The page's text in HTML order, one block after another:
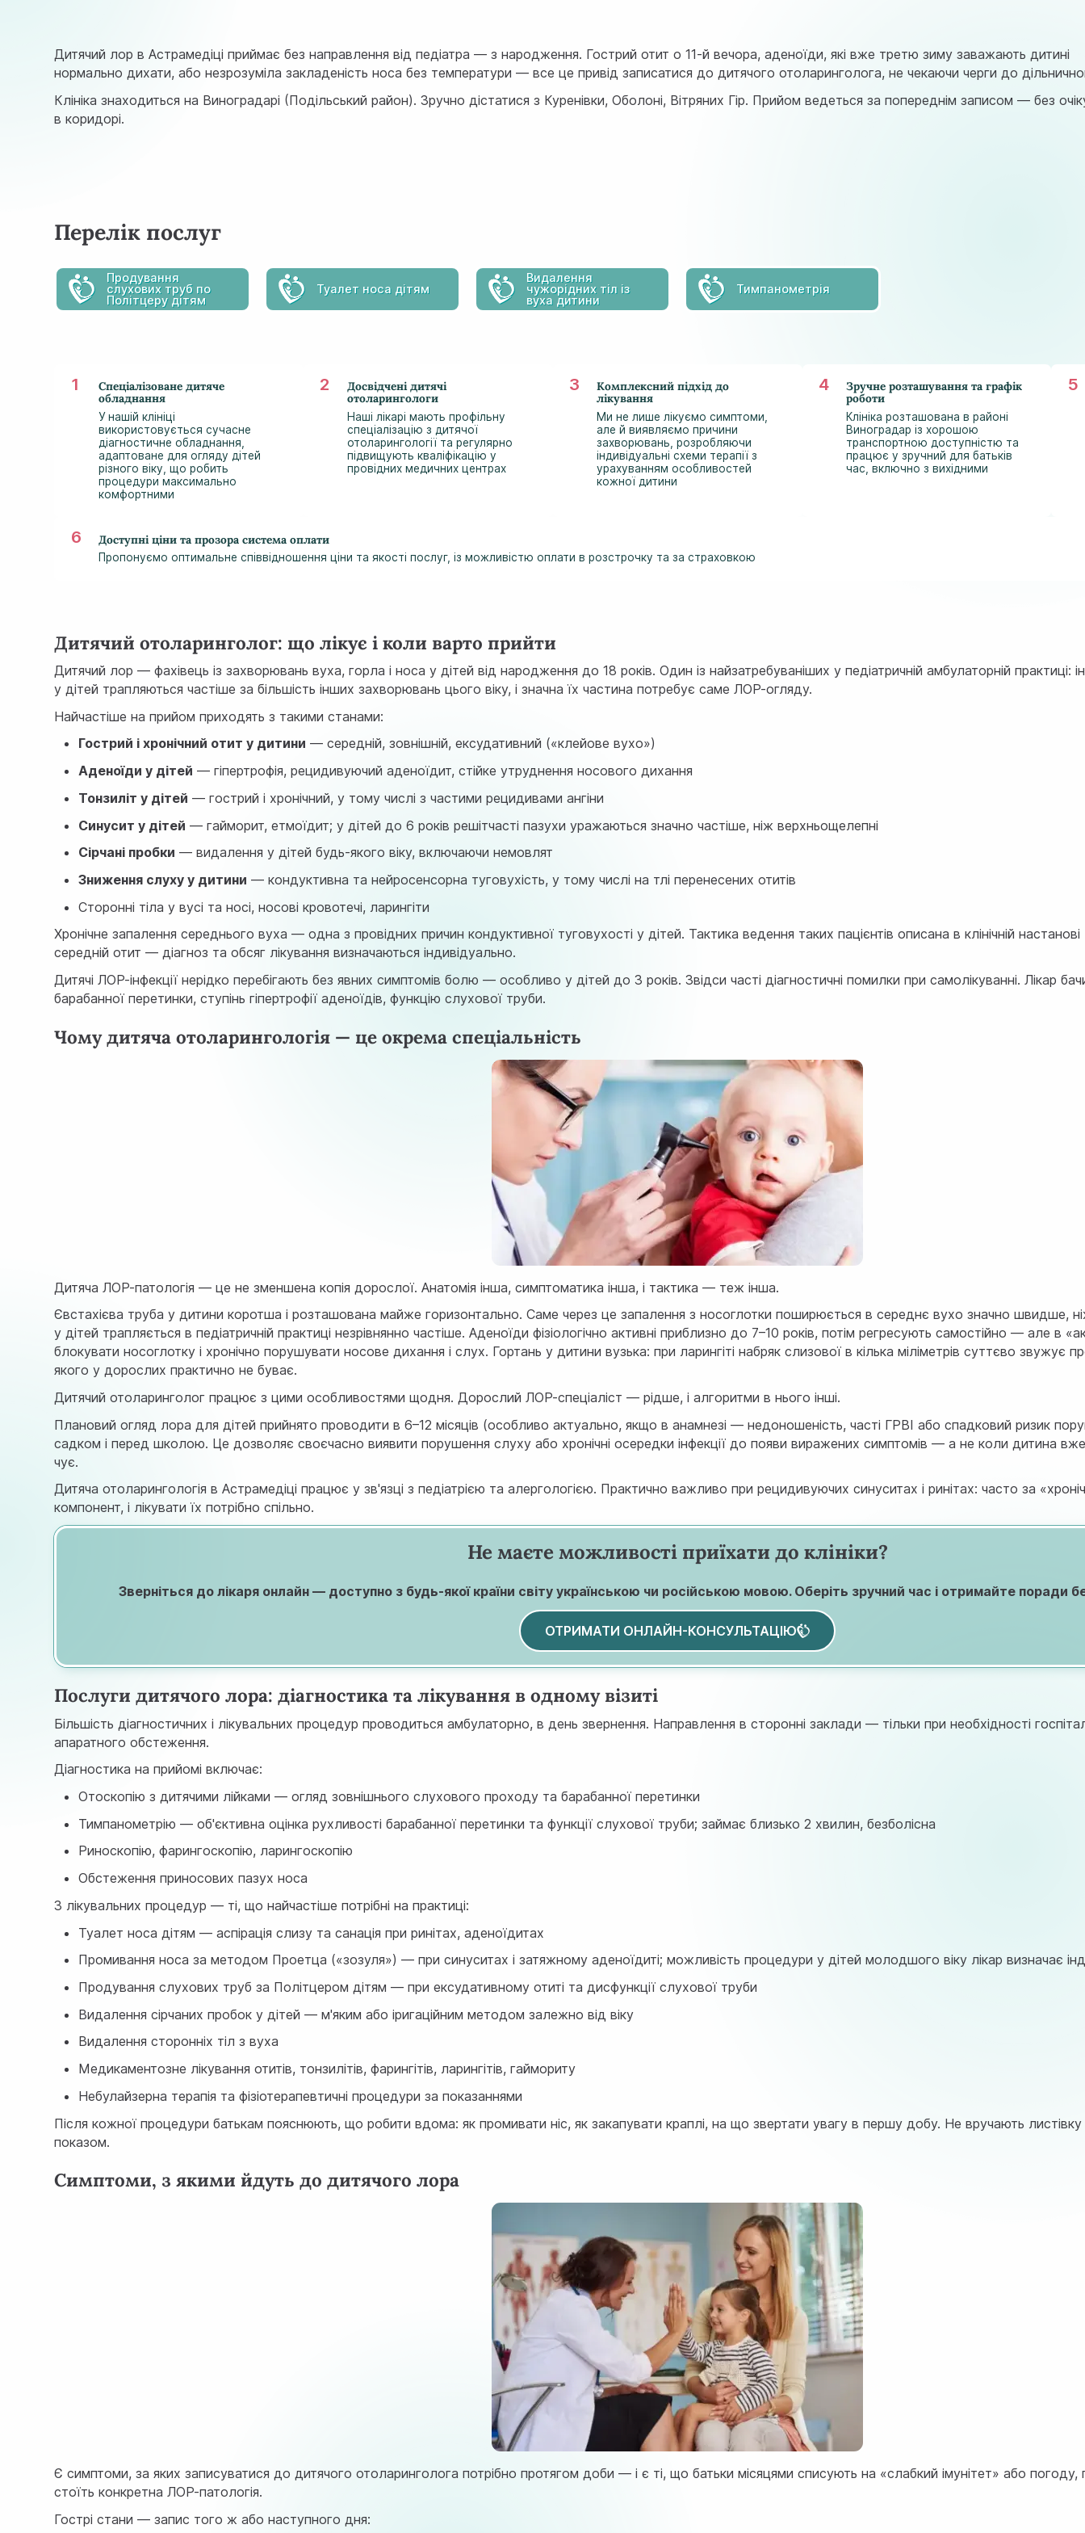
Дитячий лор в Астрамедіці приймає без направлення від педіатра — з народження. Гострий отит о 11-й вечора, аденоїди, які вже третю зиму заважають дитині
нормально дихати, або незрозуміла закладеність носа без температури — все це привід записатися до дитячого отоларинголога, не чекаючи черги до
Клініка знаходиться на Виноградарі (Подільський район). Зручно дістатися з Куренівки, Оболоні, Вітряних Гір. Прийом ведеться за попереднім записом — без
в коридорі.
Перелік послуг
Продування
слухових труб по
Політцеру дітям
Туалет носа дітям
Видалення
чужорідних тіл із
вуха дитини
Тимпанометрія
Спеціалізоване дитяче
обладнання
У нашій клініці
використовується сучасне
діагностичне обладнання,
адаптоване для огляду дітей
різного віку, що робить
процедури максимально
комфортними
Досвідчені дитячі
отоларингологи
Наші лікарі мають профільну
спеціалізацію з дитячої
отоларингології та регулярно
підвищують кваліфікацію у
провідних медичних центрах
Комплексний підхід до
лікування
Ми не лише лікуємо симптоми,
але й виявляємо причини
захворювань, розробляючи
індивідуальні схеми терапії з
урахуванням особливостей
кожної дитини
Зручне розташування та графік
роботи
Клініка розташована в районі
Виноградар із хорошою
транспортною доступністю та
працює у зручний для батьків
час, включно з вихідними
Доступні ціни та прозора система оплати
Пропонуємо оптимальне співвідношення ціни та якості послуг, із можливістю оплати в розстрочку та за страховкою
Дитячий отоларинголог: що лікує і коли варто прийти
Дитячий лор — фахівець із захворювань вуха, горла і носа у дітей від народження до 18 років. Один із найзатребуваніших у педіатричній амбулаторній практиці:
у дітей трапляються частіше за більшість інших захворювань цього віку, і значна їх частина потребує саме ЛОР-огляду.
Найчастіше на прийом приходять з такими станами:
Гострий і хронічний отит у дитини — середній, зовнішній, ексудативний («клейове вухо»)
Аденоїди у дітей — гіпертрофія, рецидивуючий аденоїдит, стійке утруднення носового дихання
Тонзиліт у дітей — гострий і хронічний, у тому числі з частими рецидивами ангіни
Синусит у дітей — гайморит, етмоїдит; у дітей до 6 років решітчасті пазухи уражаються значно частіше, ніж верхньощелепні
Сірчані пробки — видалення у дітей будь-якого віку, включаючи немовлят
Зниження слуху у дитини — кондуктивна та нейросенсорна туговухість, у тому числі на тлі перенесених отитів
Сторонні тіла у вусі та носі, носові кровотечі, ларингіти
Хронічне запалення середнього вуха — одна з провідних причин кондуктивної туговухості у дітей. Тактика ведення таких пацієнтів описана вклінічній
середній отит — діагноз та обсяг лікування визначаються індивідуально.
Дитячі ЛОР-інфекції нерідко перебігають без явних симптомів болю — особливо у дітей до 3 років. Звідси часті діагностичні помилки при самолікуванні. Лікар
барабанної перетинки, ступінь гіпертрофії аденоїдів, функцію слухової труби.
Чому дитяча отоларингологія — це окрема спеціальність
Дитяча ЛОР-патологія — це не зменшена копія дорослої. Анатомія інша, симптоматика інша, і тактика — теж інша.
Євстахієва труба у дитини коротша і розташована майже горизонтально. Саме через це запалення з носоглотки поширюється в середнє вухо значно швидше,
у дітей трапляється в педіатричній практиці незрівнянно частіше. Аденоїди фізіологічно активні приблизно до 7–10 років, потім регресують самостійно — але в
блокувати носоглотку і хронічно порушувати носове дихання і слух. Гортань у дитини вузька: при ларингіті набряк слизової в кілька міліметрів суттєво звужує
якого у дорослих практично не буває.
Дитячий отоларинголог працює з цими особливостями щодня. Дорослий ЛОР-спеціаліст — рідше, і алгоритми в нього інші.
Плановий огляд лора для дітей прийнято проводити в 6–12 місяців (особливо актуально, якщо в анамнезі — недоношеність, часті ГРВІ або спадковий ризик
садком і перед школою. Це дозволяє своєчасно виявити порушення слуху або хронічні осередки інфекції до появи виражених симптомів — а не коли дитина
чує.
Дитяча отоларингологія в Астрамедіці працює у зв'язці з педіатрією та алергологією. Практично важливо при рецидивуючих синуситах і ринітах: часто за
компонент, і лікувати їх потрібно спільно.
Не маєте можливості приїхати до клініки?
Зверніться до лікаря онлайн — доступно з будь-якої країни світу українською чи російською мовою. Оберіть зручний час і отримайте поради
ОТРИМАТИ ОНЛАЙН-КОНСУЛЬТАЦІЮ
Послуги дитячого лора: діагностика та лікування в одному візиті
Більшість діагностичних і лікувальних процедур проводиться амбулаторно, в день звернення. Направлення в сторонні заклади — тільки при необхідності
апаратного обстеження.
Діагностика на прийомі включає:
Отоскопію з дитячими лійками — огляд зовнішнього слухового проходу та барабанної перетинки
Тимпанометрію — об'єктивна оцінка рухливості барабанної перетинки та функції слухової труби; займає близько 2 хвилин, безболісна
Риноскопію, фарингоскопію, ларингоскопію
Обстеження приносових пазух носа
З лікувальних процедур — ті, що найчастіше потрібні на практиці:
Туалет носа дітям — аспірація слизу та санація при ринітах, аденоїдитах
Промивання носа за методом Проетца («зозуля») — при синуситах і затяжному аденоїдиті; можливість процедури у дітей молодшого віку лікар визначає
Продування слухових труб за Політцером дітям — при ексудативному отиті та дисфункції слухової труби
Видалення сірчаних пробок у дітей — м'яким або іригаційним методом залежно від віку
Видалення сторонніх тіл з вуха
Медикаментозне лікування отитів, тонзилітів, фарингітів, ларингітів, гаймориту
Небулайзерна терапія та фізіотерапевтичні процедури за показаннями
Після кожної процедури батькам пояснюють, що робити вдома: як промивати ніс, як закапувати краплі, на що звертати увагу в першу добу. Не вручають
показом.
Симптоми, з якими йдуть до дитячого лора
Є симптоми, за яких записуватися до дитячого отоларинголога потрібно протягом доби — і є ті, що батьки місяцями списують на «слабкий імунітет» або
стоїть конкретна ЛОР-патологія.
Гострі стани — запис того ж або наступного дня: